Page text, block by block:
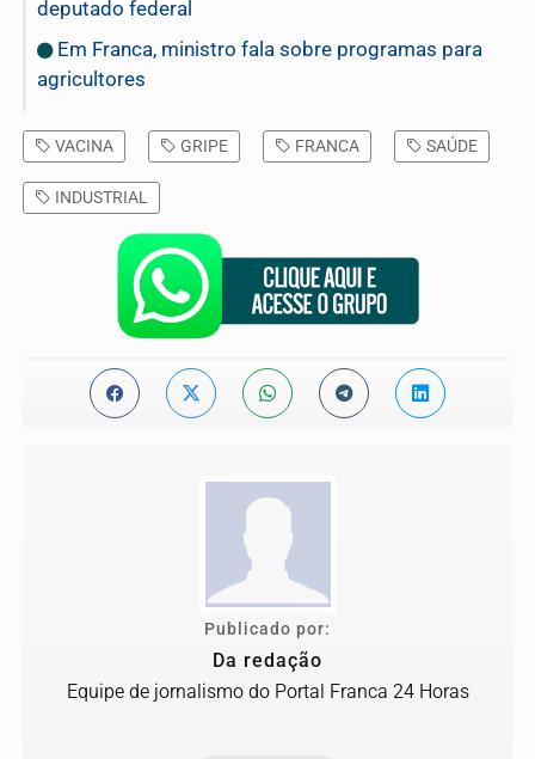
deputado federal
Em Franca, ministro fala sobre programas para
agricultores
VACINA GRIPE FRANCA SAÚDE
INDUSTRIAL
Publicado por:
Da redação
Equipe de jornalismo do Portal Franca 24 Horas